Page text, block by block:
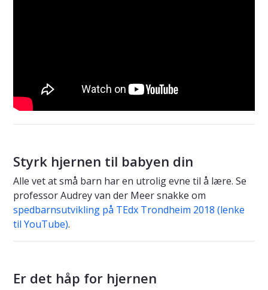
Styrk hjernen til babyen din
Alle vet at små barn har en utrolig evne til å lære. Se
professor Audrey van der Meer snakke om
spedbarnsutvikling på TEdx Trondheim 2018 (lenke
til YouTube).
Er det håp for hjernen